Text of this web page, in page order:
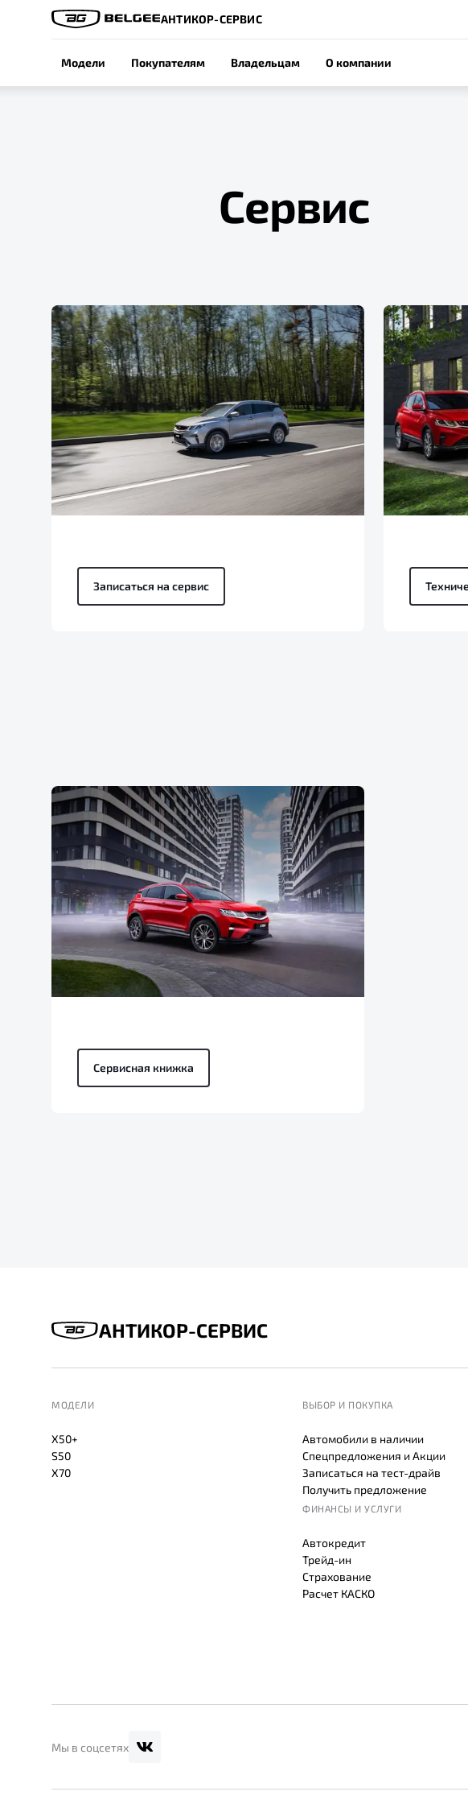
АНТИКОР-СЕРВИС
Модели Покупателям Владельцам О компании
Сервис
Записаться на сервис
Сервисная книжка
АНТИКОР-СЕРВИС
МОДЕЛИ
X50+
S50
X70
ВЫБОР И ПОКУПКА
Автомобили в наличии
Спецпредложения и Акции
Записаться на тест-драйв
Получить предложение
ФИНАНСЫ И УСЛУГИ
Автокредит
Трейд-ин
Страхование
Расчет КАСКО
Мы в соцсетях